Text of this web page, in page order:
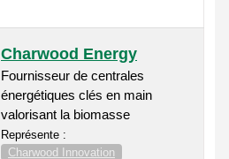
Charwood Energy
Fournisseur de centrales
énergétiques clés en main
valorisant la biomasse
Représente :
Charwood Innovation